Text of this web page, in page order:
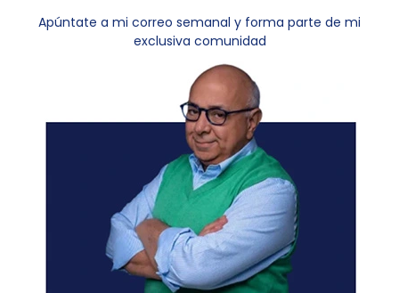
Apúntate a mi correo semanal y forma parte de mi
exclusiva comunidad